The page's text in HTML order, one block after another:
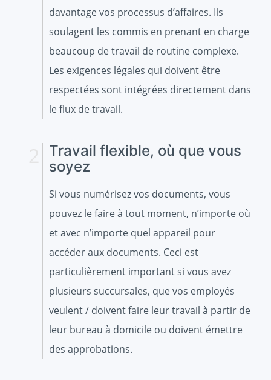
davantage vos processus d’affaires. Ils
soulagent les commis en prenant en charge
beaucoup de travail de routine complexe.
Les exigences légales qui doivent être
respectées sont intégrées directement dans
le flux de travail.
Travail flexible, où que vous
soyez
Si vous numérisez vos documents, vous
pouvez le faire à tout moment, n’importe où
et avec n’importe quel appareil pour
accéder aux documents. Ceci est
particulièrement important si vous avez
plusieurs succursales, que vos employés
veulent / doivent faire leur travail à partir de
leur bureau à domicile ou doivent émettre
des approbations.